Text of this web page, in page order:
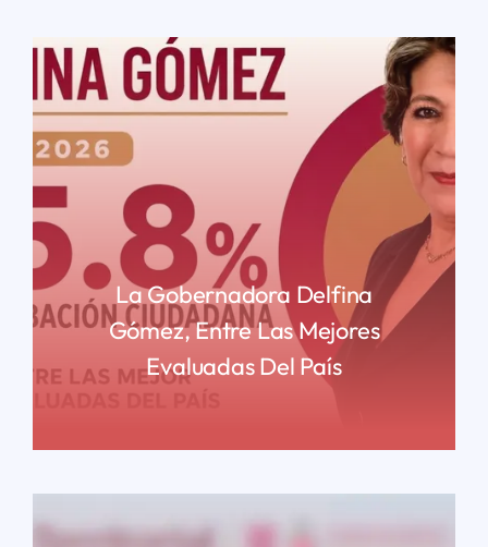
La Gobernadora Delfina
Gómez, Entre Las Mejores
Evaluadas Del País